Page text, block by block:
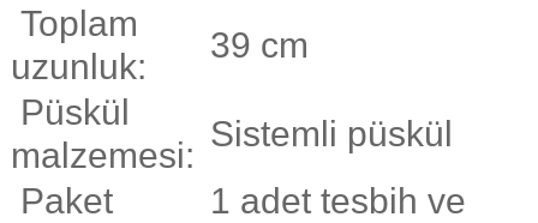
Toplam
uzunluk:
39 cm
Püskül
malzemesi:
Sistemli püskül
Paket
1 adet tesbih ve